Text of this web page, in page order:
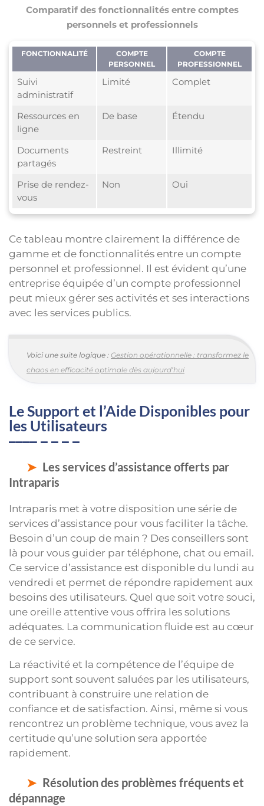
Comparatif des fonctionnalités entre comptes
personnels et professionnels
FONCTIONNALITÉ
COMPTE
PERSONNEL
COMPTE
PROFESSIONNEL
Suivi
administratif
Limité Complet
Ressources en
ligne
De base Étendu
Documents
partagés
Restreint Illimité
Prise de rendez-
vous
Non Oui
Ce tableau montre clairement la différence de
gamme et de fonctionnalités entre un compte
personnel et professionnel. Il est évident qu’une
entreprise équipée d’un compte professionnel
peut mieux gérer ses activités et ses interactions
avec les services publics.
Voici une suite logique : Gestion opérationnelle : transformez le
chaos en efficacité optimale dès aujourd’hui
Le Support et l’Aide Disponibles pour
les Utilisateurs
Les services d’assistance offerts par
Intraparis
Intraparis met à votre disposition une série de
services d’assistance pour vous faciliter la tâche.
Besoin d’un coup de main ? Des conseillers sont
là pour vous guider par téléphone, chat ou email.
Ce service d’assistance est disponible du lundi au
vendredi et permet de répondre rapidement aux
besoins des utilisateurs. Quel que soit votre souci,
une oreille attentive vous offrira les solutions
adéquates. La communication fluide est au cœur
de ce service.
La réactivité et la compétence de l’équipe de
support sont souvent saluées par les utilisateurs,
contribuant à construire une relation de
confiance et de satisfaction. Ainsi, même si vous
rencontrez un problème technique, vous avez la
certitude qu’une solution sera apportée
rapidement.
Résolution des problèmes fréquents et
dépannage